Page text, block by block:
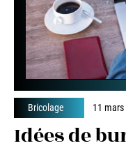
Bricolage 11
Idées de